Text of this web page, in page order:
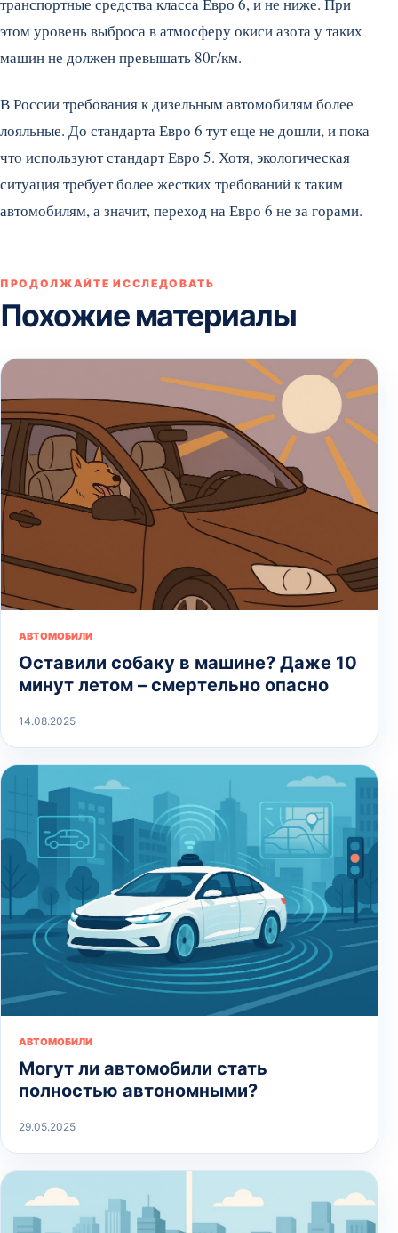
этом уровень выброса в атмосферу окиси азота у таких
машин не должен превышать 80г/км.
В России требования к дизельным автомобилям более
лояльные. До стандарта Евро 6 тут еще не дошли, и пока
что используют стандарт Евро 5. Хотя, экологическая
ситуация требует более жестких требований к таким
автомобилям, а значит, переход на Евро 6 не за горами.
ПРОДОЛЖАЙТЕ ИССЛЕДОВАТЬ
Похожие материалы
АВТОМОБИЛИ
Оставили собаку в машине? Даже 10
минут летом – смертельно опасно
14.08.2025
АВТОМОБИЛИ
Могут ли автомобили стать
полностью автономными?
29.05.2025